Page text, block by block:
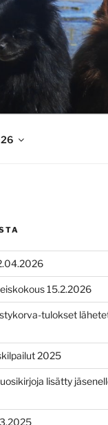
15.2.2026
tulokset
2025
lisätty